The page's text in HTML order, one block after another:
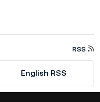
RSS
English RSS